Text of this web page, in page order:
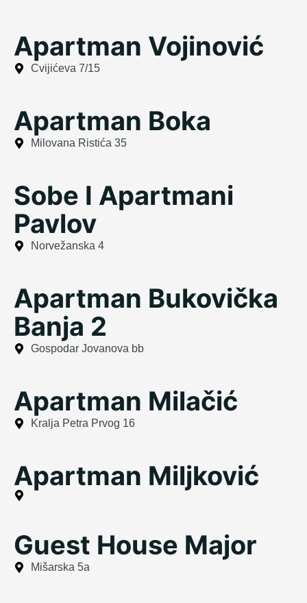
Apartman Vojinović
Cvijićeva 7/15
Apartman Boka
Milovana Ristića 35
Sobe I Apartmani
Pavlov
Norvežanska 4
Apartman Bukovička
Banja 2
Gospodar Jovanova bb
Apartman Milačić
Kralja Petra Prvog 16
Apartman Miljković
Guest House Major
Mišarska 5a